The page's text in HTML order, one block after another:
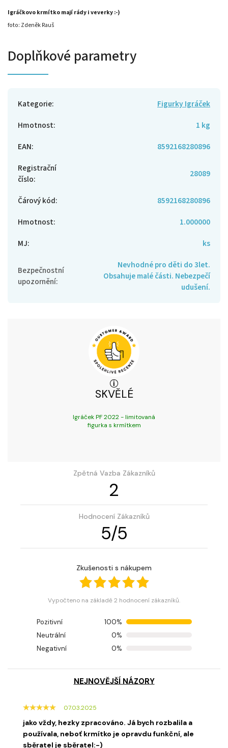
Igráčkovo krmítko mají rády i veverky :-)
foto: Zdeněk Rauš
Doplňkové parametry
Kategorie:
Figurky Igráček
Hmotnost:
1 kg
EAN:
8592168280896
Registrační
číslo: 28089
Čárový kód:
8592168280896
Hmotnost:
1.000000
MJ: ks
Bezpečnostní
upozornění:
Nevhodné pro děti do 3let.
Obsahuje malé části. Nebezpečí
udušení.
SKVĚLÉ
Igráček PF 2022 - limitovaná
figurka s krmítkem
Zpětná Vazba Zákazníků
2
Hodnocení Zákazníků
5/5
Zkušenosti s nákupem
Vypočteno na základě 2 hodnocení zákazníků.
Pozitivní
100%
Neutrální
0%
Negativní
0%
NEJNOVĚJŠÍ NÁZORY
07.03.2025
jako vždy, hezky zpracováno. Já bych rozbalila a
používala, neboť krmítko je opravdu funkční, ale
sběratel je sběratel:-)